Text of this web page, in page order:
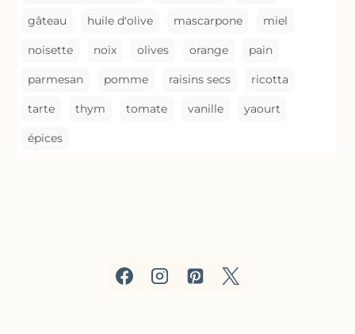
gâteau huile d'olive mascarpone miel
noisette noix olives orange pain
parmesan pomme raisins secs ricotta
tarte thym tomate vanille yaourt
épices